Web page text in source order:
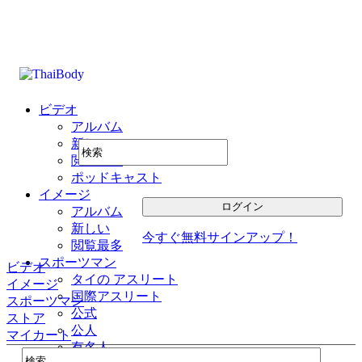
ビデオ
アルバム
新しい
閲覧最多
ポッドキャスト
イメージ
アルバム
新しい
閲覧最多
スポーツマン
タイの アスリート
国際アスリート
公式
公人
有名人
今すぐ無料サインアップ！
ビデオ
イメージ
スポーツマン
ストア
マイカート